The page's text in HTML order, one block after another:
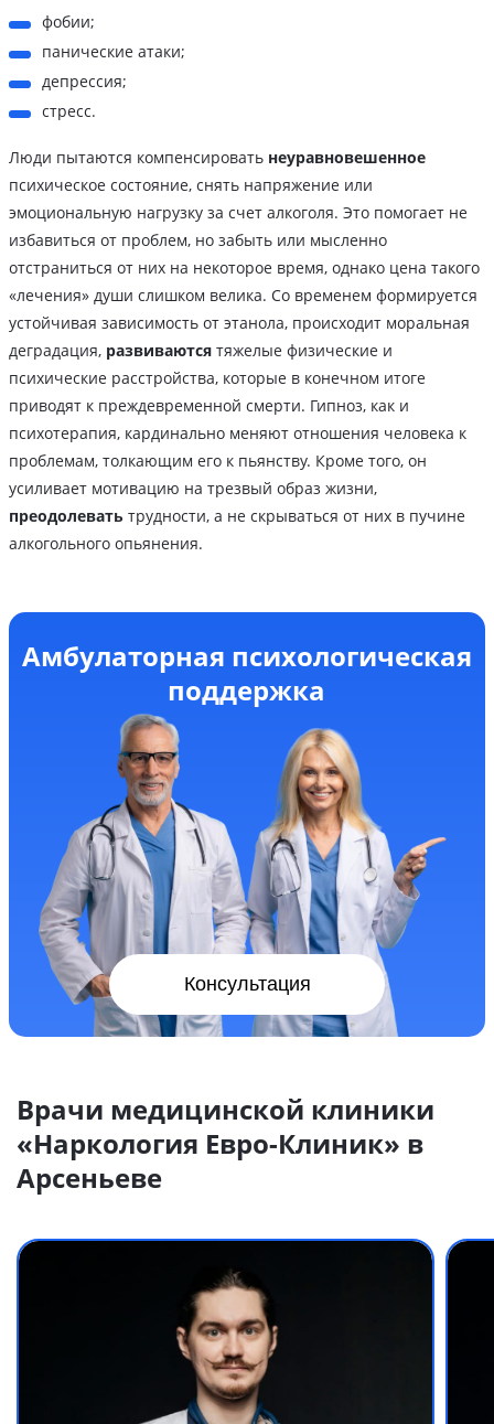
фобии;
панические атаки;
депрессия;
стресс.
Люди пытаются компенсировать неуравновешенное
психическое состояние, снять напряжение или
эмоциональную нагрузку за счет алкоголя. Это помогает не
избавиться от проблем, но забыть или мысленно
отстраниться от них на некоторое время, однако цена такого
«лечения» души слишком велика. Со временем формируется
устойчивая зависимость от этанола, происходит моральная
деградация, развиваются тяжелые физические и
психические расстройства, которые в конечном итоге
приводят к преждевременной смерти. Гипноз, как и
психотерапия, кардинально меняют отношения человека к
проблемам, толкающим его к пьянству. Кроме того, он
усиливает мотивацию на трезвый образ жизни,
преодолевать трудности, а не скрываться от них в пучине
алкогольного опьянения.
Амбулаторная психологическая
поддержка
Консультация
Врачи медицинской клиники
«Наркология Евро-Клиник» в
Арсеньеве